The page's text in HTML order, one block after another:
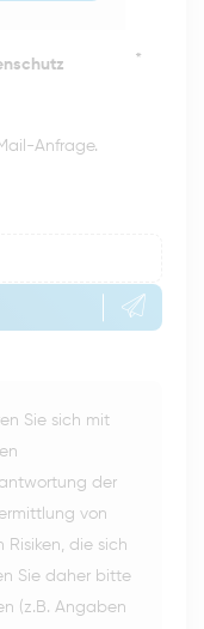
*
Anfrage.
Sie sich mit
der
von
die sich
Sie daher bitte
(z.B. Angaben